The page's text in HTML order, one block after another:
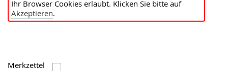
Ihr Browser Cookies erlaubt. Klicken Sie bitte auf
Akzeptieren.
Merkzettel